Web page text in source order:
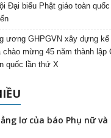
Đại biểu Phật giáo toàn
ương GHPGVN xây dựng
chào mừng 45 năm thành lập
quốc lần thứ X
lơ của báo Phụ nữ